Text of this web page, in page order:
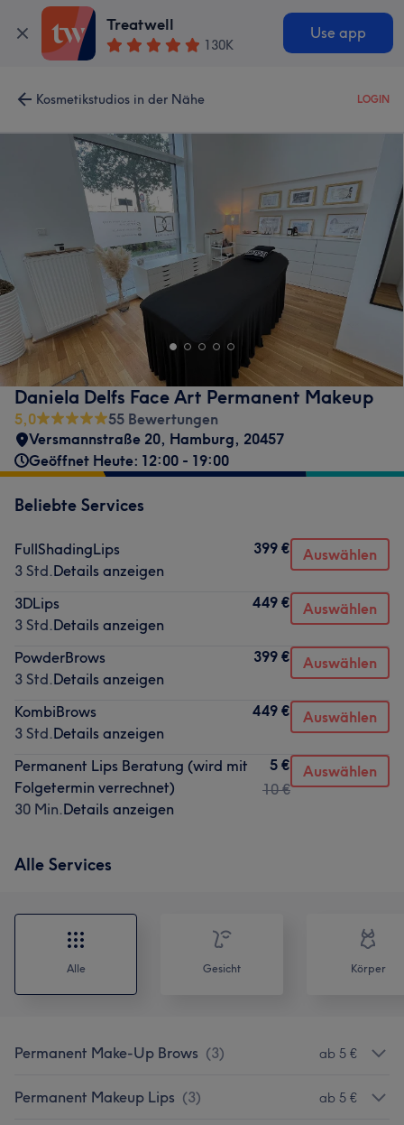
Treatwell
130K
Use app
Kosmetikstudios in der Nähe LOGIN
Daniela Delfs Face Art Permanent Makeup
5,0
55 Bewertungen
Versmannstraße 20, Hamburg, 20457
Geöffnet Heute: 12:00 - 19:00
Beliebte Services
FullShadingLips
3 Std.Details anzeigen
399 € Auswählen
3DLips
3 Std.Details anzeigen
449 € Auswählen
PowderBrows
3 Std.Details anzeigen
399 € Auswählen
KombiBrows
3 Std.Details anzeigen
449 € Auswählen
Permanent Lips Beratung (wird mit
Folgetermin verrechnet)
30 Min.Details anzeigen
5 €
10 €
Auswählen
Alle Services
Alle Gesicht Körper
Permanent Make-Up Brows (3) ab 5 €
Permanent Makeup Lips (3) ab 5 €